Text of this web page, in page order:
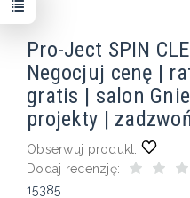
Pro-Ject SPIN
Negocjuj cenę |
gratis | salon
projekty |
Obserwuj produkt:
Dodaj recenzję:
15385